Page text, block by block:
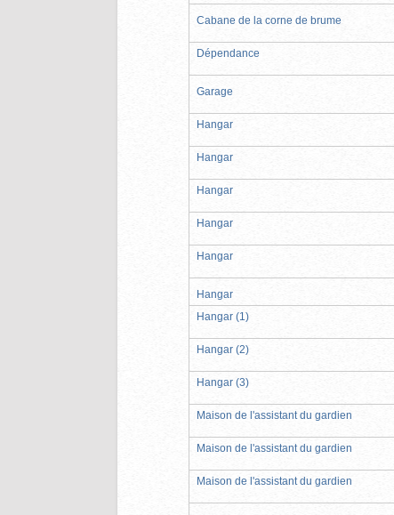
Cabane de la corne de brume
Dépendance
Garage
Hangar
Hangar
Hangar
Hangar
Hangar
Hangar
Hangar (1)
Hangar (2)
Hangar (3)
Maison de l'assistant du gardien
Maison de l'assistant du gardien
Maison de l'assistant du gardien